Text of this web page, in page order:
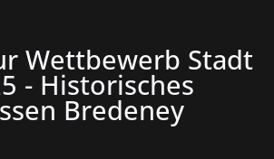
Wettbewerb Stadt
- Historisches
Bredeney